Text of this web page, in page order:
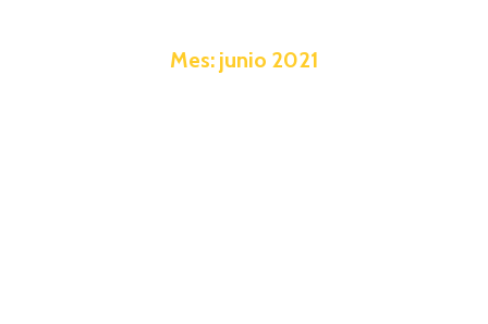
Mes: junio 2021